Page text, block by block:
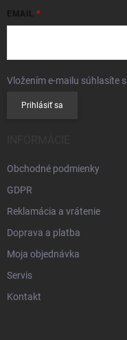
EMAIL
Vložením e-mailu súhlasíte s
Prihlásiť sa
Obchodné podmienky
GDPR
Reklamácia a vrátenie
Doprava a platba
Moja objednávka
Servis
Kontakt